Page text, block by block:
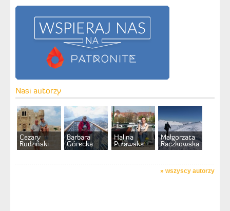
Nasi autorzy
Cezary
Rudziński
Barbara
Górecka
Halina
Puławska
Małgorzata
Raczkowska
» wszyscy autorzy